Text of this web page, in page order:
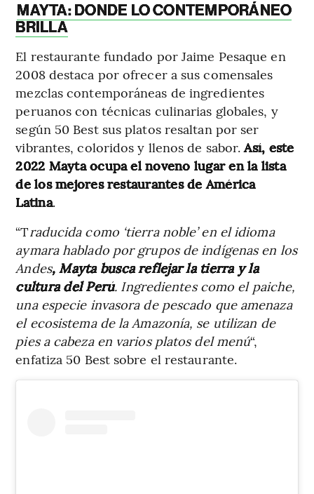
MAYTA: DONDE LO CONTEMPORÁNEO
BRILLA
El restaurante fundado por Jaime Pesaque en
2008 destaca por ofrecer a sus comensales
mezclas contemporáneas de ingredientes
peruanos con técnicas culinarias globales, y
según 50 Best sus platos resaltan por ser
vibrantes, coloridos y llenos de sabor.Así, este
2022 Mayta ocupa el noveno lugar en la lista
de los mejores restaurantes de América
Latina.
“Traducida como ‘tierra noble’ en el idioma
aymara hablado por grupos de indígenas en los
Andes, Mayta busca reflejar la tierra y la
cultura del Perú. Ingredientes como el paiche,
una especie invasora de pescado que amenaza
el ecosistema de la Amazonía, se utilizan de
pies a cabeza en varios platos del menú“,
enfatiza 50 Best sobre el restaurante.